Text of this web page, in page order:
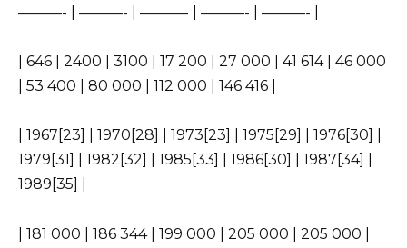
———- | ———- | ———- | ———- | ———- |
| 646 | 2400 | 3100 | 17 200 | 27 000 | 41 614 | 46 000
| 53 400 | 80 000 | 112 000 | 146 416 |
| 1967[23] | 1970[28] | 1973[23] | 1975[29] | 1976[30] |
1979[31] | 1982[32] | 1985[33] | 1986[30] | 1987[34] |
1989[35] |
| 181 000 | 186 344 | 199 000 | 205 000 | 205 000 |